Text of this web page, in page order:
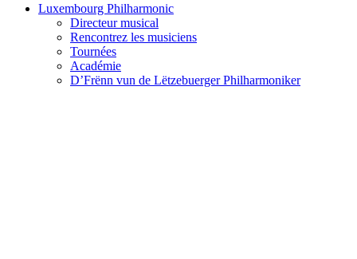
Luxembourg Philharmonic
Directeur musical
Rencontrez les musiciens
Tournées
Académie
D’Frënn vun de Lëtzebuerger Philharmoniker